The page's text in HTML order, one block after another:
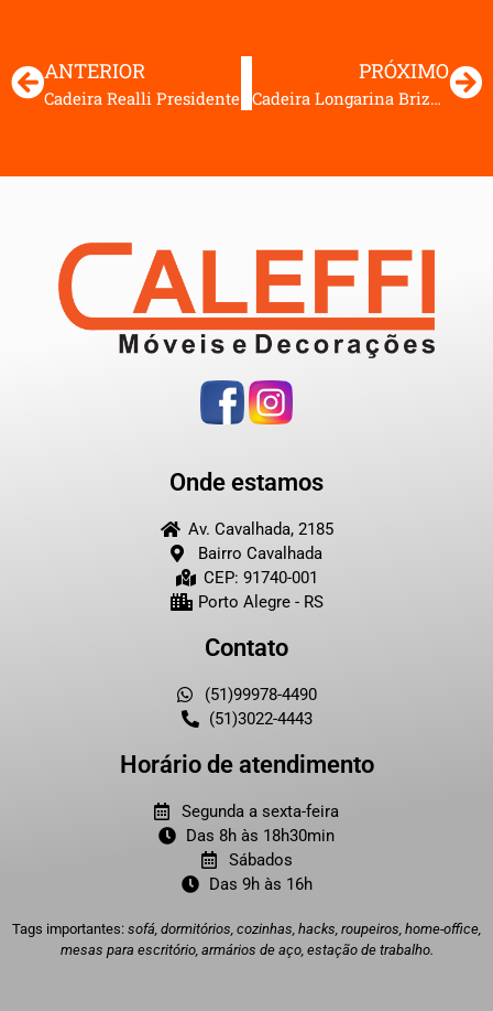
ANTERIOR
Cadeira Realli Presidente
PRÓXIMO
Cadeira Longarina Brizza Tela Executiva
Onde estamos
Av. Cavalhada, 2185
Bairro Cavalhada
CEP: 91740-001
Porto Alegre - RS
Contato
(51)99978-4490
(51)3022-4443
Horário de atendimento
Segunda a sexta-feira
Das 8h às 18h30min
Sábados
Das 9h às 16h
Tags importantes: sofá, dormitórios, cozinhas, hacks, roupeiros, home-office,
mesas para escritório, armários de aço, estação de trabalho.